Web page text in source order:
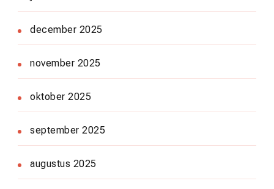
december 2025
november 2025
oktober 2025
september 2025
augustus 2025